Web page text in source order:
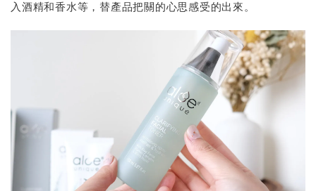
入酒精和香水等，替產品把關的心思感受的出來。